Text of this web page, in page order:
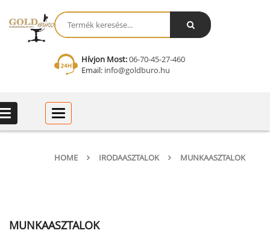
Hívjon Most:06-70-45-27-460
Email:info@goldburo.hu
Categories
Categories
HOME IRODAASZTALOK MUNKAASZTALOK
MUNKAASZTALOK